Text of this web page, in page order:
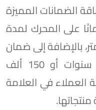
الضمانات المميزة
على المحرك لمدة
بالإضافة إلى ضمان
شامل على السيارة لمدة 6 سنوات أو 150 ألف
العملاء في العلامة